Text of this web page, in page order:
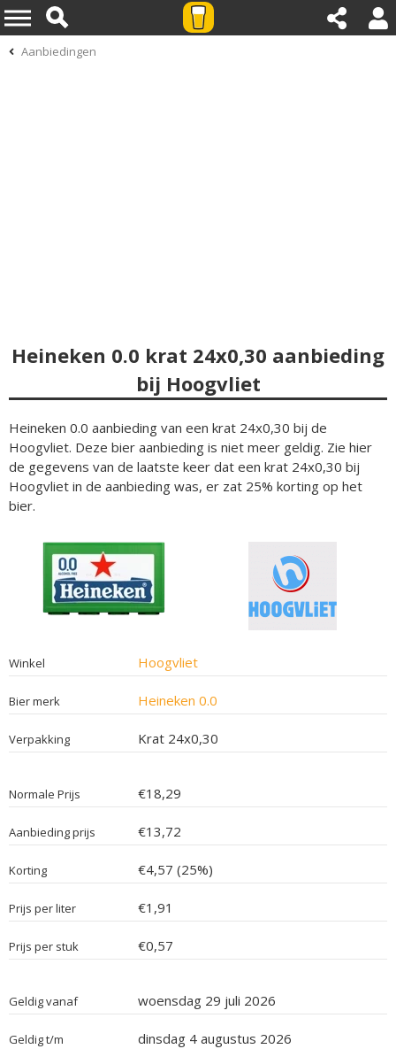
Aanbiedingen
Heineken 0.0 krat 24x0,30 aanbieding
bij Hoogvliet
Heineken 0.0 aanbieding van een krat 24x0,30 bij de
Hoogvliet. Deze bier aanbieding is niet meer geldig. Zie hier
de gegevens van de laatste keer dat een krat 24x0,30 bij
Hoogvliet in de aanbieding was, er zat 25% korting op het
bier.
Winkel Hoogvliet
Bier merk Heineken 0.0
Verpakking Krat 24x0,30
Normale Prijs €18,29
Aanbieding prijs €13,72
Korting €4,57 (25%)
Prijs per liter €1,91
Prijs per stuk €0,57
Geldig vanaf woensdag 29 juli 2026
Geldig t/m
dinsdag 4 augustus 2026